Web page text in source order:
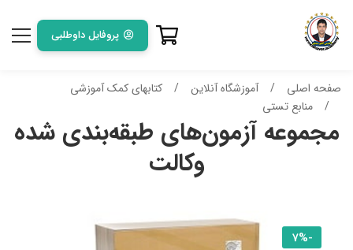
پروفایل داوطلبی
مجموعه آزمون‌های طبقه‌بندی شده
وکالت
صفحه اصلی آموزشگاه آنلاین
کتابهای کمک آموزشی
منابع تستی
-7%